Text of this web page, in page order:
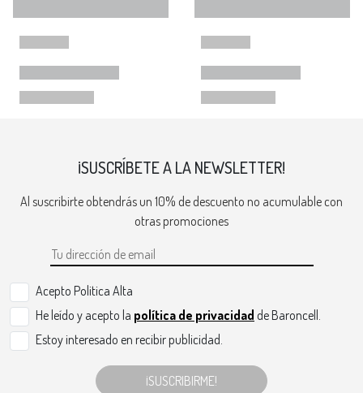
¡SUSCRÍBETE A LA NEWSLETTER!
Al suscribirte obtendrás un 10% de descuento no acumulable con
otras promociones
Acepto Politica Alta
He leído y acepto la política de privacidad de Baroncell.
Estoy interesado en recibir publicidad.
¡SUSCRIBIRME!